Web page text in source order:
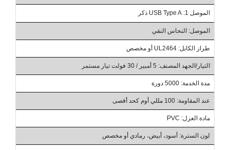
الموصل 1: USB Type A ذكر
الموصل: النحاس النقي
طراز الكابل: UL2464 أو مخصص
التيار/الجهد المصنف: 5 أمبير / 30 فولت تيار مستمر
مدة الخدمة: 5000 دورة
عند المقاومة: 100 مللي أوم كحد أقصى
مادة العزل: PVC
لون السترة: أسود، أبيض، رمادي أو مخصص